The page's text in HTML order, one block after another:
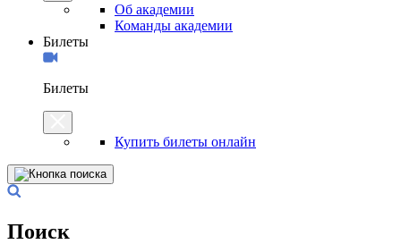
Об академии
Команды академии
Билеты
Билеты
Купить билеты онлайн
Поиск